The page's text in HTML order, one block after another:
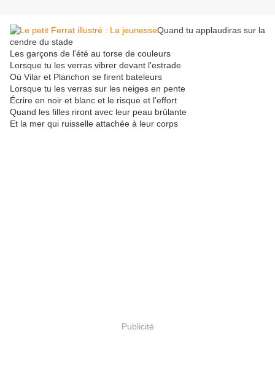
Quand tu applaudiras sur la
cendre du stade
Les garçons de l'été au torse de couleurs
Lorsque tu les verras vibrer devant l'estrade
Où Vilar et Planchon se firent bateleurs
Lorsque tu les verras sur les neiges en pente
Écrire en noir et blanc et le risque et l'effort
Quand les filles riront avec leur peau brûlante
Et la mer qui ruisselle attachée à leur corps
Publicité